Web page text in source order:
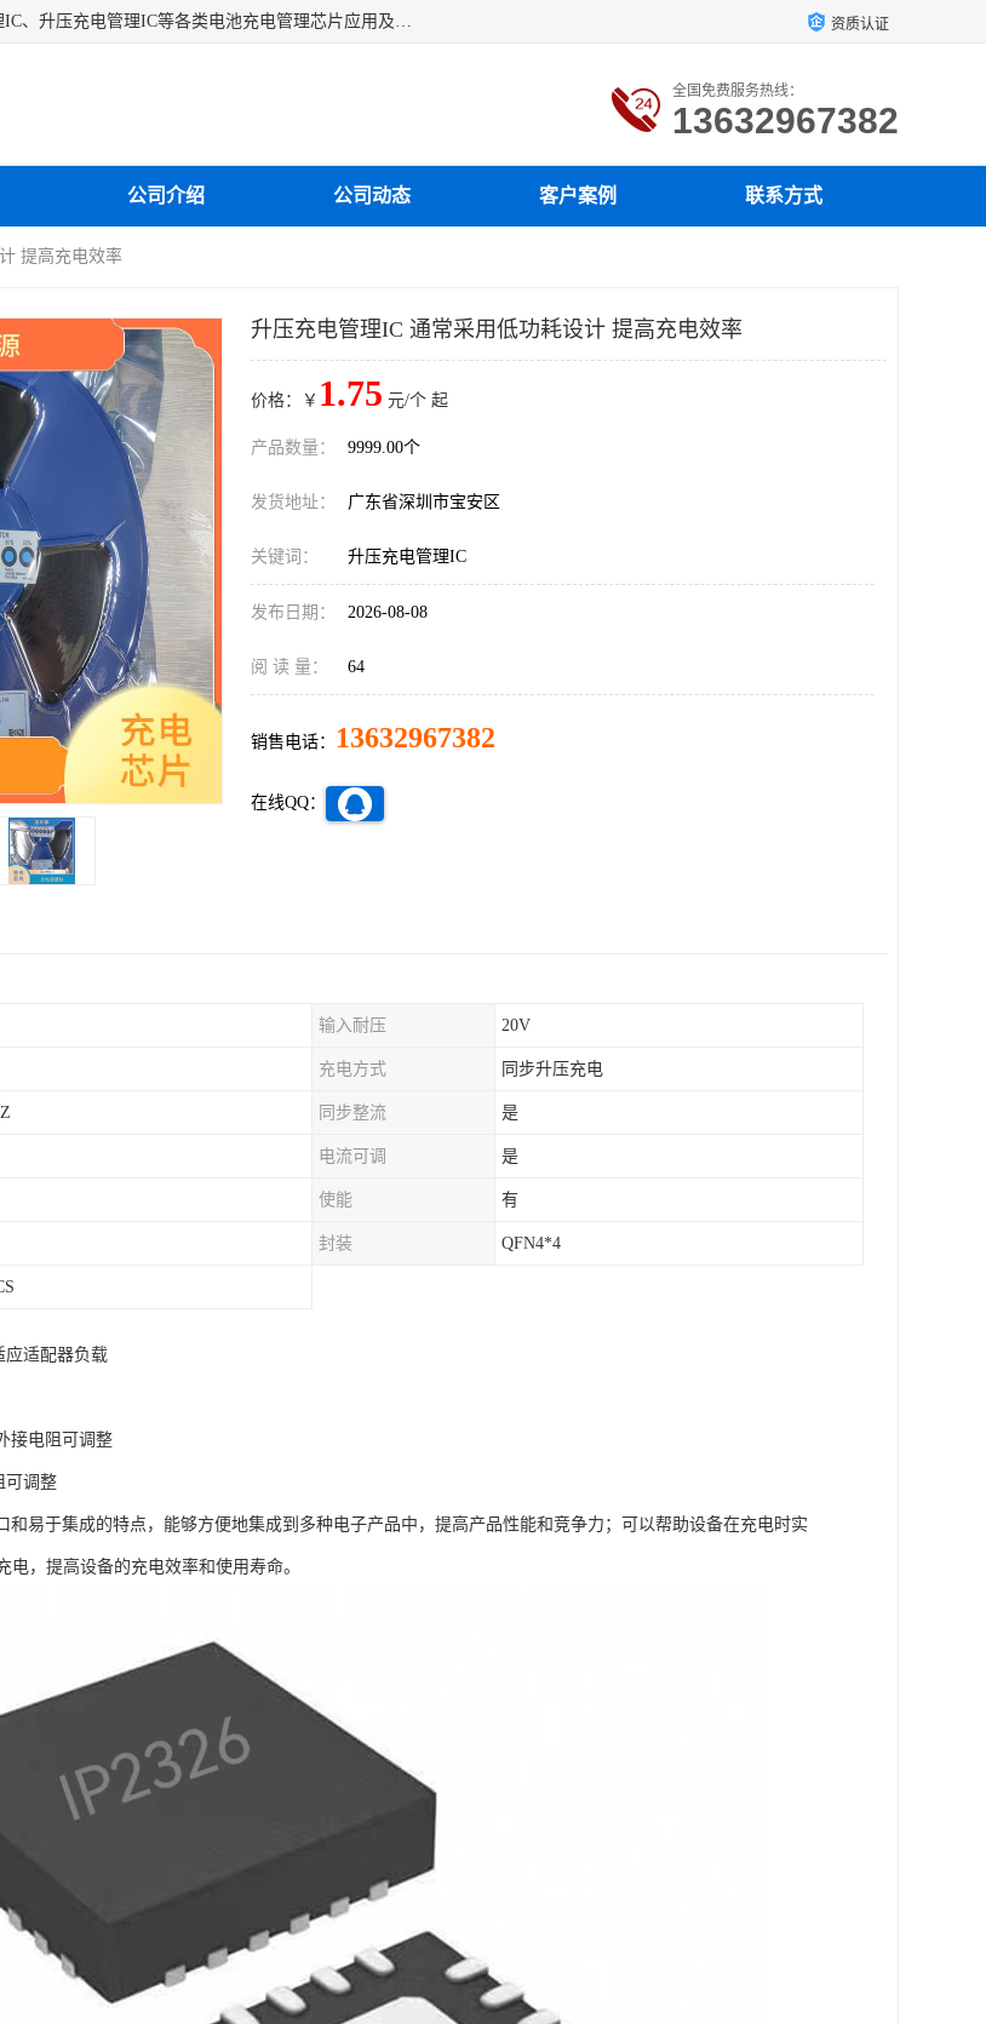
深圳市蓝鲸源科技有限公司是一家专注于开关型充电管理IC、线性充电管理IC、升压充电管理IC等各类电池充电管理芯片应用及芯片销售的企业，多年来公司为众多企业解决充电应用难题，设计缺陷，EMC超量等问题，是一家以充电技术指导为核心的充电芯片销售公司。 资质认证
全国免费服务热线：
13632967382
公司介绍 公司动态 客户案例 联系方式
提高充电效率
升压充电管理IC 通常采用低功耗设计 提高充电效率
价格：￥ 1.75 元/个 起
产品数量： 9999.00个
发货地址： 广东省深圳市宝安区
关键词： 升压充电管理IC
发布日期： 2026-08-08
阅 读 量： 64
销售电话： 13632967382
在线QQ：
输入耐压 20V
充电方式 同步升压充电
同步整流 是
电流可调 是
使能 有
封装 QFN4*4
应适配器负载
接电阻可调整
可调整
和易于集成的特点，能够方便地集成到多种电子产品中，提高产品性能和竞争力；可以帮助设备在充电时实
电，提高设备的充电效率和使用寿命。